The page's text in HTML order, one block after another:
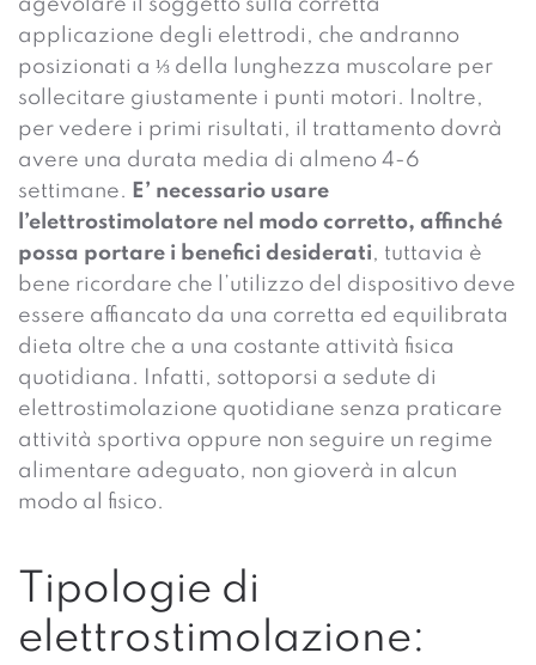
agevolare il soggetto sulla corretta
applicazione degli elettrodi, che andranno
posizionati a ⅓ della lunghezza muscolare per
sollecitare giustamente i punti motori. Inoltre,
per vedere i primi risultati, il trattamento dovrà
avere una durata media di almeno 4-6
settimane. E’ necessario usare
l’elettrostimolatore nel modo corretto, affinché
possa portare i benefici desiderati, tuttavia è
bene ricordare che l’utilizzo del dispositivo deve
essere affiancato da una corretta ed equilibrata
dieta oltre che a una costante attività fisica
quotidiana. Infatti, sottoporsi a sedute di
elettrostimolazione quotidiane senza praticare
attività sportiva oppure non seguire un regime
alimentare adeguato, non gioverà in alcun
modo al fisico.
Tipologie di
elettrostimolazione: